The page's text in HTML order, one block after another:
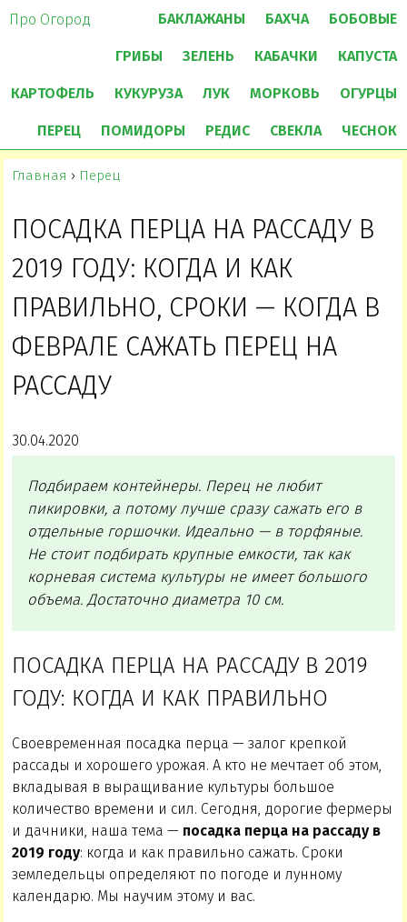
Про Огород БАКЛАЖАНЫ БАХЧА БОБОВЫЕ
ГРИБЫ ЗЕЛЕНЬ КАБАЧКИ КАПУСТА
КАРТОФЕЛЬ КУКУРУЗА ЛУК МОРКОВЬ ОГУРЦЫ
ПЕРЕЦ ПОМИДОРЫ РЕДИС СВЕКЛА ЧЕСНОК
Главная › Перец
ПОСАДКА ПЕРЦА НА РАССАДУ В
2019 ГОДУ: КОГДА И КАК
ПРАВИЛЬНО, СРОКИ — КОГДА В
ФЕВРАЛЕ САЖАТЬ ПЕРЕЦ НА
РАССАДУ
30.04.2020
Подбираем контейнеры. Перец не любит
пикировки, а потому лучше сразу сажать его в
отдельные горшочки. Идеально — в торфяные.
Не стоит подбирать крупные емкости, так как
корневая система культуры не имеет большого
объема. Достаточно диаметра 10 см.
ПОСАДКА ПЕРЦА НА РАССАДУ В 2019
ГОДУ: КОГДА И КАК ПРАВИЛЬНО
Своевременная посадка перца — залог крепкой
рассады и хорошего урожая. А кто не мечтает об этом,
вкладывая в выращивание культуры большое
количество времени и сил. Сегодня, дорогие фермеры
и дачники, наша тема — посадка перца на рассаду в
2019 году: когда и как правильно сажать. Сроки
земледельцы определяют по погоде и лунному
календарю. Мы научим этому и вас.